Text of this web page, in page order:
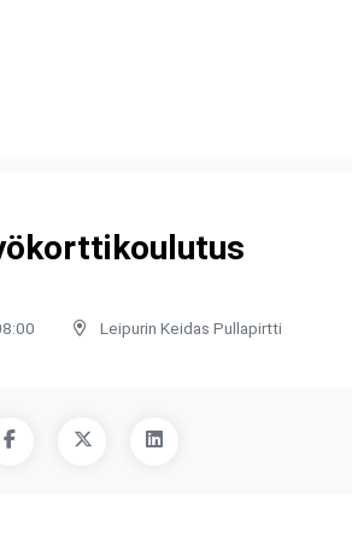
Leipurin Keidas Pullapirtti